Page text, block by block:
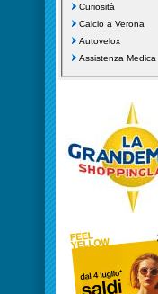
Curiosità
Calcio a Verona
Autovelox
Assistenza Medica